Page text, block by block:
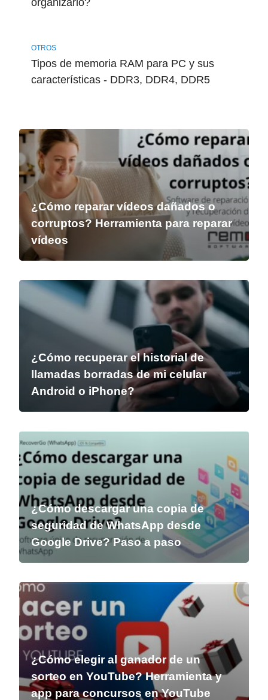
organizarlo?
OTROS
Tipos de memoria RAM para PC y sus
características - DDR3, DDR4, DDR5
¿Cómo reparar vídeos dañados o
corruptos? Herramienta para reparar
vídeos
¿Cómo recuperar el historial de
llamadas borradas de mi celular
Android o iPhone?
¿Cómo descargar una copia de
seguridad de WhatsApp desde
Google Drive? Paso a paso
¿Cómo elegir al ganador de un
sorteo en YouTube? Herramienta y
app para concursos en YouTube